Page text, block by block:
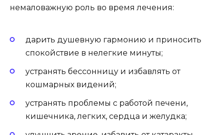
немаловажную роль во время лечения:
дарить душевную гармонию и приносить
спокойствие в нелегкие минуты;
устранять бессонницу и избавлять от
кошмарных видений;
устранять проблемы с работой печени,
кишечника, легких, сердца и желудка;